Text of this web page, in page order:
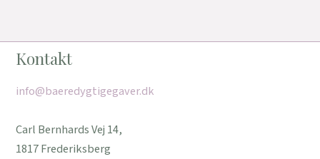
Kontakt
info@baeredygtigegaver.dk
Carl Bernhards Vej 14,
1817 Frederiksberg